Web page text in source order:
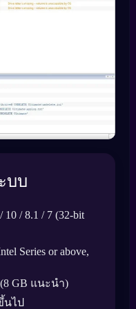
บบ
10 / 8.1 / 7 (32-bit
Series or above,
GB แนะนำ)
นไป